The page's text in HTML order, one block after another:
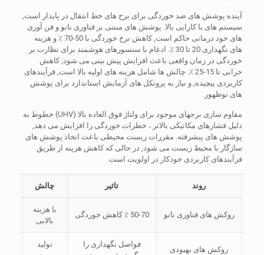
آینده پوشش های ضد خوردگی برای برج های خط انتقال در پایدار است,
سیستم های با کارایی بالا. پوشش های مبتنی بر فناوری نانو و فن آوری
های خود درمانی حاکم است, کاهش نرخ خوردگی با 50-70 ٪ و هزینه
های نگهداری 20 تا 30 ٪. ادغام با سنسورهای هوشمند برای نظارت بر
خوردگی در زمان واقعی باعث افزایش پیش بینی می شود, کاهش
خرابی تا 15-25 ٪. چالش ها شامل هزینه های اولیه بالا است, فرآیندهای
کاربردی پیچیده, و نیاز به پروتکل های آزمایش استاندارد برای پوشش
های نوظهور.
مقاوم سازی برجهای موجود برای ولتاژ فوق العاده بالا (UHV) خطوط به
دلیل فشارهای مکانیکی بالاتر ، خطرات خوردگی را افزایش می دهد,
پوشش های پیشرفته. مقررات زیست محیطی باعث اتخاذ پوشش های
سازگار با محیط زیست می شود, در حالی که کاهش هزینه از طریق
فرآیندهای کاربردی خودکار در اولویت است.
روند تاثیر چالش
روکش های فناوری نانو 50-70 ٪ کاهش خوردگی
با هزینه
بالایی
روکش های بهبودی
فواصل نگهداری را
تولید